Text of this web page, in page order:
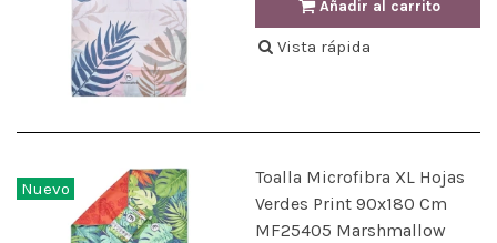
Añadir al carrito
Vista rápida
Nuevo
Toalla Microfibra XL Hojas
Verdes Print 90x180 Cm
MF25405 Marshmallow